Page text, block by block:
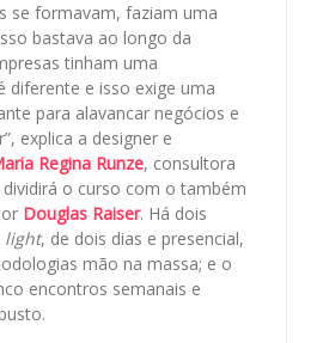
se formavam, faziam uma
bastava ao longo da
tinham uma
diferente e isso exige uma
para alavancar negócios e
explica a designer e
Regina Runze, consultora
dividirá o curso com o também
Douglas Raiser. Há dois
light, de dois dias e presencial,
mão na massa; e o
encontros semanais e